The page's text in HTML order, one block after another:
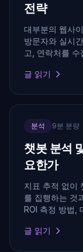
전략
대부분의 웹사
방문자와 실시
고, 연락처를 수
글 읽기
분석 9분 분량
챗봇 분석
요한가
지표 추적 없이
를 집행하는 것
ROI 측정 방법,
글 읽기